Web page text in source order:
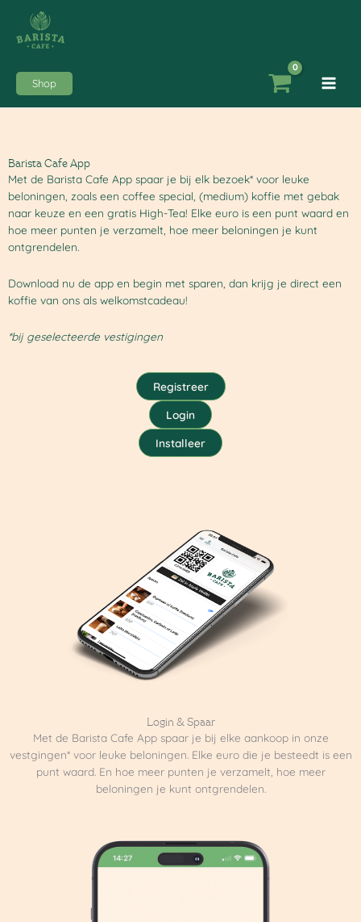
Shop
Barista Cafe App
Met de Barista Cafe App spaar je bij elk bezoek* voor leuke
beloningen, zoals een coffee special, (medium) koffie met gebak
naar keuze en een gratis High-Tea! Elke euro is een punt waard en
hoe meer punten je verzamelt, hoe meer beloningen je kunt
ontgrendelen.
Download nu de app en begin met sparen, dan krijg je direct een
koffie van ons als welkomstcadeau!
*bij geselecteerde vestigingen
Registreer
Login
Installeer
Login & Spaar
Met de Barista Cafe App spaar je bij elke aankoop in onze
vestgingen* voor leuke beloningen. Elke euro die je besteedt is een
punt waard. En hoe meer punten je verzamelt, hoe meer
beloningen je kunt ontgrendelen.